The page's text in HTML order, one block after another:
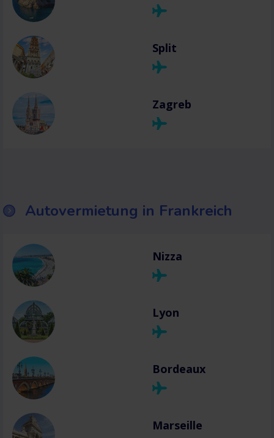
Split
Zagreb
Autovermietung in Frankreich
Nizza
Lyon
Bordeaux
Marseille